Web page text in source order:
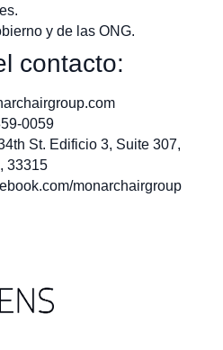
y de las ONG.
contacto:
0059
St. Edificio 3, Suite 307,
33315
monarchairgroup